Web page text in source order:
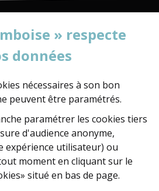
D'AMBOISE
37402 Amboise Cedex
02 47 23 47 23
NOUS ÉCRIRE
» respecte
données
nécessaires à son bon
peuvent être paramétrés.
paramétrer les cookies tiers
d'audience anonyme,
expérience utilisateur) ou
moment en cliquant sur le
situé en bas de page.